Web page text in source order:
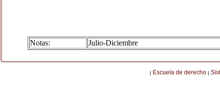
Notas: Julio-Diciembre
| Escuela de derecho |